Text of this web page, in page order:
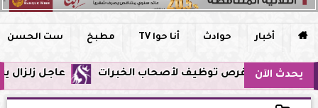
 أخبار حوادث أنا حوا TV مطبخ ست الحسن
يحدث الآن عاجل زلزال يشعر به سكان مصر فجر